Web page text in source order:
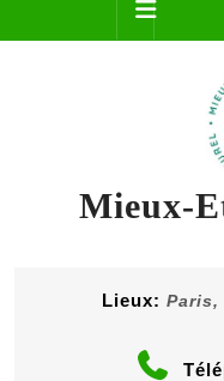
content
Mieux-
Lieux: Paris,